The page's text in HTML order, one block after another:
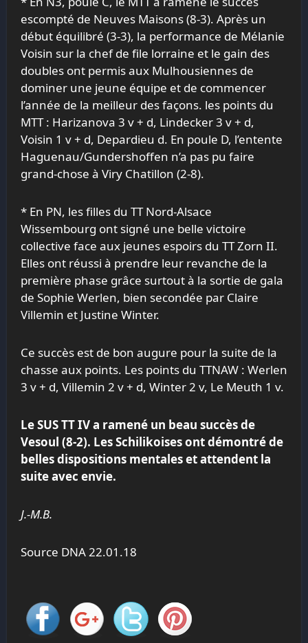
escompté de Neuves Maisons (8-3). Après un
début équilibré (3-3), la performance de Mélanie
Voisin sur la chef de file lorraine et le gain des
doubles ont permis aux Mulhousiennes de
dominer une jeune équipe et de commencer
l’année de la meilleur des façons. les points du
MTT : Harizanova 3 v + d, Lindecker 3 v + d,
Voisin 1 v + d, Depardieu d. En poule D, l’entente
Haguenau/Gundershoffen n’a pas pu faire
grand-chose à Viry Chatillon (2-8).
* En PN, les filles du TT Nord-Alsace
Wissembourg ont signé une belle victoire
collective face aux jeunes espoirs du TT Zorn II.
Elles ont réussi à prendre leur revanche de la
première phase grâce surtout à la sortie de gala
de Sophie Werlen, bien secondée par Claire
Villemin et Justine Winter.
Ce succès est de bon augure pour la suite de la
chasse aux points. Les points du TTNAW : Werlen
3 v + d, Villemin 2 v + d, Winter 2 v, Le Meuth 1 v.
LeSUSTT IV a ramené un beau succès de
Vesoul (8-2). Les Schilikoises ont démontré de
belles dispositions mentales et attendent la
suite avec envie.
J.-M.B.
Source DNA 22.01.18